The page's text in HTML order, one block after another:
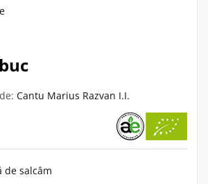
Cantu Marius Razvan I.I.